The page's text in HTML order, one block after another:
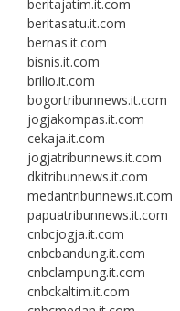
beritajatim.it.com
beritasatu.it.com
bernas.it.com
bisnis.it.com
brilio.it.com
bogortribunnews.it.com
jogjakompas.it.com
cekaja.it.com
jogjatribunnews.it.com
dkitribunnews.it.com
medantribunnews.it.com
papuatribunnews.it.com
cnbcjogja.it.com
cnbcbandung.it.com
cnbclampung.it.com
cnbckaltim.it.com